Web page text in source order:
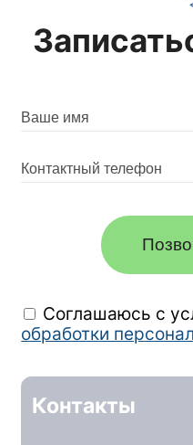
Соглашаюсь с
обработки
Контакты